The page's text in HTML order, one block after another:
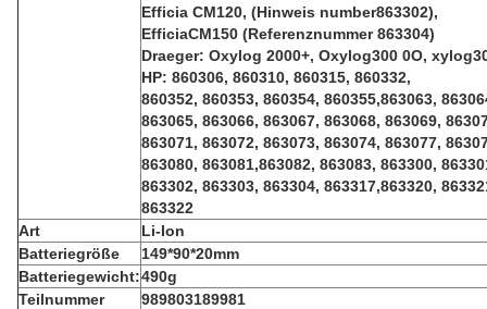
Efficia CM120, (Hinweis number863302),
EfficiaCM150 (Referenznummer 863304)
Draeger: Oxylog 2000+, Oxylog300 0O,
HP: 860306, 860310, 860315, 860332,
860352, 860353, 860354, 860355,863063,
863065, 863066, 863067, 863068, 863069,
863071, 863072, 863073, 863074, 863077,
863080, 863081,863082, 863083, 863300,
863302, 863303, 863304, 863317,863320,
863322
Art
Li-Ion
Batteriegröße
149*90*20mm
Batteriegewicht:490g
Teilnummer
989803189981